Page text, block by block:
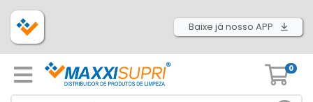
Baixe já nosso APP
0